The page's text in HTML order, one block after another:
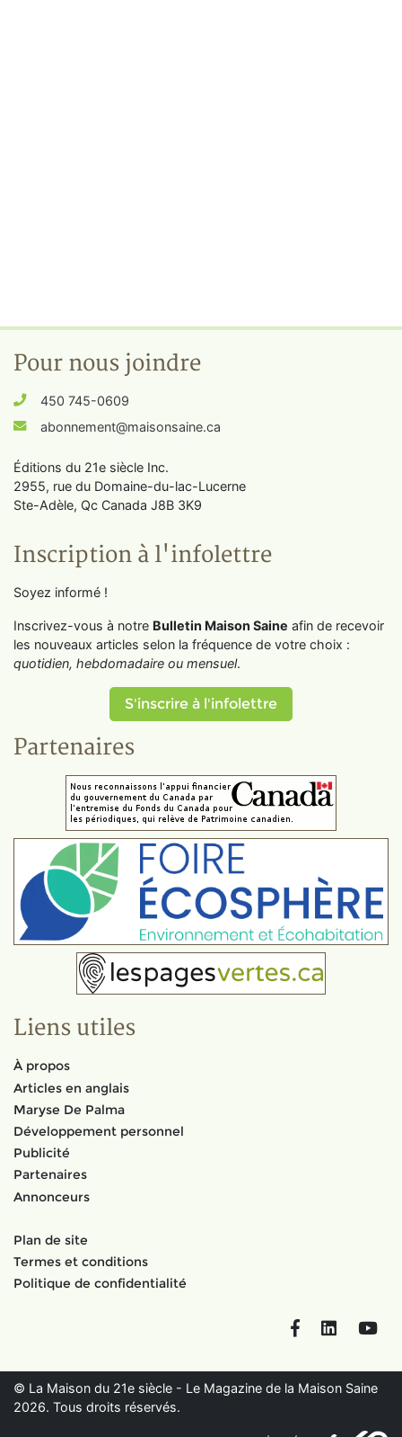
Pour nous joindre
450 745-0609
abonnement@maisonsaine.ca
Éditions du 21e siècle Inc.
2955, rue du Domaine-du-lac-Lucerne
Ste-Adèle, Qc Canada J8B 3K9
Inscription à l'infolettre
Soyez informé !
Inscrivez-vous à notre Bulletin Maison Saine afin de recevoir
les nouveaux articles selon la fréquence de votre choix :
quotidien, hebdomadaire ou mensuel.
S'inscrire à l'infolettre
Partenaires
Liens utiles
À propos
Articles en anglais
Maryse De Palma
Développement personnel
Publicité
Partenaires
Annonceurs
Plan de site
Termes et conditions
Politique de confidentialité
FacebookLinkedIn
© La Maison du 21e siècle - Le Magazine de la Maison Saine
2026. Tous droits réservés.